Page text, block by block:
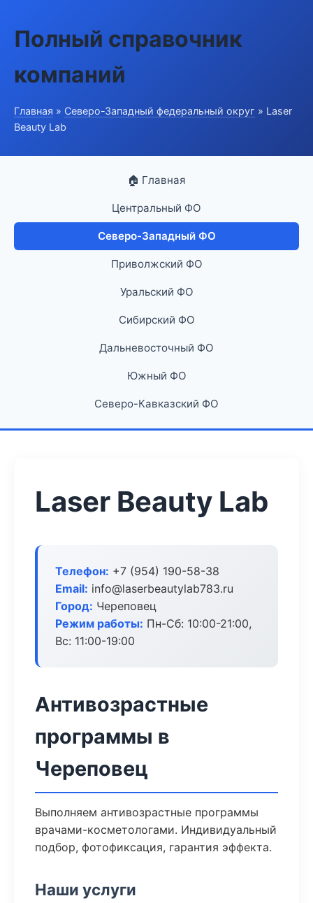
Полный справочник
компаний
Главная » Северо-Западный федеральный округ » Laser
Beauty Lab
🏠 Главная
Центральный ФО
Северо-Западный ФО
Приволжский ФО
Уральский ФО
Сибирский ФО
Дальневосточный ФО
Южный ФО
Северо-Кавказский ФО
Laser Beauty Lab
Телефон: +7 (954) 190-58-38
Email: info@laserbeautylab783.ru
Город: Череповец
Режим работы: Пн-Сб: 10:00-21:00,
Вс: 11:00-19:00
Антивозрастные
программы в
Череповец
Выполняем антивозрастные программы
врачами-косметологами. Индивидуальный
подбор, фотофиксация, гарантия эффекта.
Наши услуги